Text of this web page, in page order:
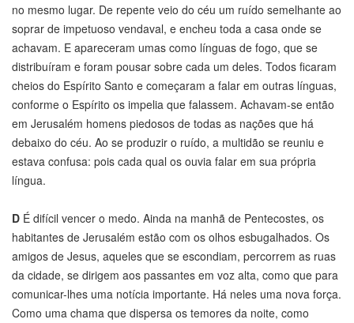
no mesmo lugar. De repente veio do céu um ruído semelhante ao
soprar de impetuoso vendaval, e encheu toda a casa onde se
achavam. E apareceram umas como línguas de fogo, que se
distribuíram e foram pousar sobre cada um deles. Todos ficaram
cheios do Espírito Santo e começaram a falar em outras línguas,
conforme o Espírito os impelia que falassem. Achavam-se então
em Jerusalém homens piedosos de todas as nações que há
debaixo do céu. Ao se produzir o ruído, a multidão se reuniu e
estava confusa: pois cada qual os ouvia falar em sua própria
língua.
D É difícil vencer o medo. Ainda na manhã de Pentecostes, os
habitantes de Jerusalém estão com os olhos esbugalhados. Os
amigos de Jesus, aqueles que se escondiam, percorrem as ruas
da cidade, se dirigem aos passantes em voz alta, como que para
comunicar-lhes uma notícia importante. Há neles uma nova força.
Como uma chama que dispersa os temores da noite, como